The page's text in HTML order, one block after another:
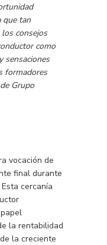
que tan
consejos
como
sensaciones
formadores
Grupo
vocación de
final durante
cercanía
la rentabilidad
la creciente